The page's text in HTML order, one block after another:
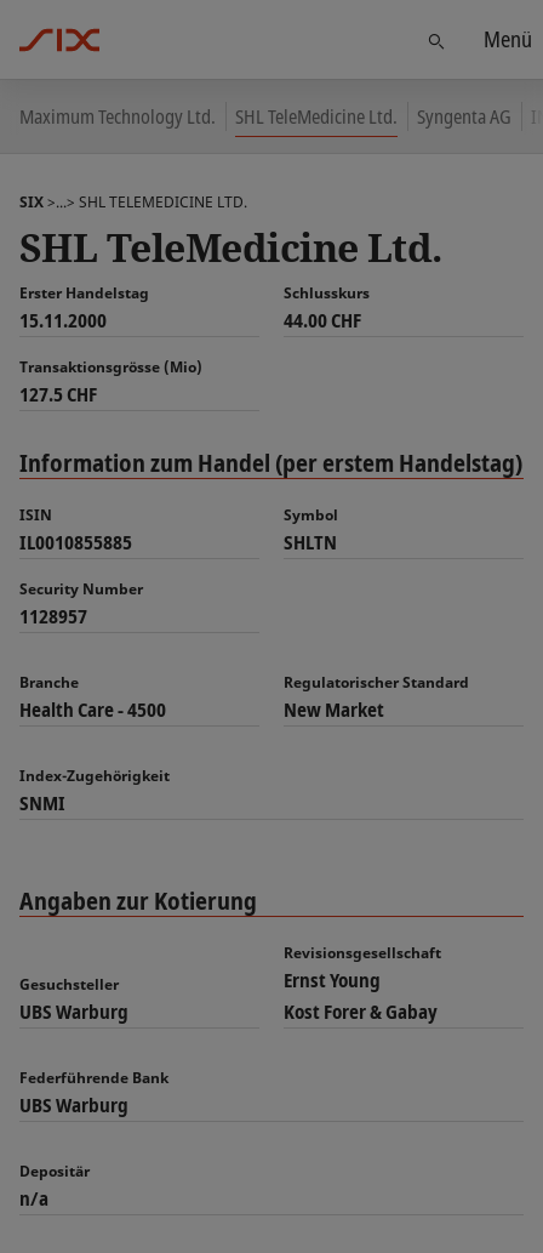
FindenMenü
Maximum Technology Ltd. SHL TeleMedicine Ltd. Syngenta AG
SIX>...> SHL TELEMEDICINE LTD.
SHL TeleMedicine Ltd.
Erster Handelstag
15.11.2000
Schlusskurs
44.00 CHF
Transaktionsgrösse (Mio)
127.5 CHF
Information zum Handel (per erstem Handelstag)
ISIN
IL0010855885
Symbol
SHLTN
Security Number
1128957
Branche
Health Care - 4500
Regulatorischer Standard
New Market
Index-Zugehörigkeit
SNMI
Angaben zur Kotierung
Gesuchsteller
UBS Warburg
Revisionsgesellschaft
Ernst Young
Kost Forer & Gabay
Federführende Bank
UBS Warburg
Depositär
n/a